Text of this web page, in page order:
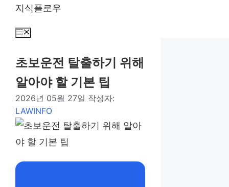
지식플로우
메
초보운전 탈출하기 위해
알아야 할 기본 팁
2026년 05월 27일 작성자:
LAWINFO